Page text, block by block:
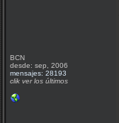
BCN
desde: sep, 2006
mensajes: 28193
clik ver los últimos